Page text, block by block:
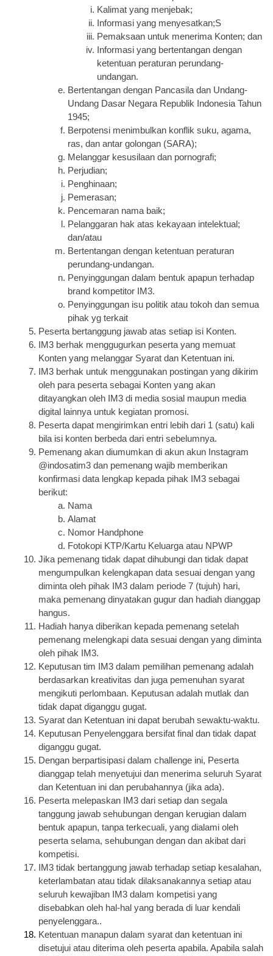
Kalimat yang menjebak;
Informasi yang menyesatkan;S
Pemaksaan untuk menerima Konten; dan
Informasi yang bertentangan dengan
ketentuan peraturan perundang-
undangan.
Bertentangan dengan Pancasila dan Undang-
Undang Dasar Negara Republik Indonesia Tahun
1945;
Berpotensi menimbulkan konflik suku, agama,
ras, dan antar golongan (SARA);
Melanggar kesusilaan dan pornografi;
Perjudian;
Penghinaan;
Pemerasan;
Pencemaran nama baik;
Pelanggaran hak atas kekayaan intelektual;
dan/atau
Bertentangan dengan ketentuan peraturan
perundang-undangan.
Penyinggungan dalam bentuk apapun terhadap
brand kompetitor IM3.
Penyinggungan isu politik atau tokoh dan semua
pihak yg terkait
Peserta bertanggung jawab atas setiap isi Konten.
IM3 berhak menggugurkan peserta yang memuat
Konten yang melanggar Syarat dan Ketentuan ini.
IM3 berhak untuk menggunakan postingan yang dikirim
oleh para peserta sebagai Konten yang akan
ditayangkan oleh IM3 di media sosial maupun media
digital lainnya untuk kegiatan promosi.
Peserta dapat mengirimkan entri lebih dari 1 (satu) kali
bila isi konten berbeda dari entri sebelumnya.
Pemenang akan diumumkan di akun akun Instagram
@indosatim3 dan pemenang wajib memberikan
konfirmasi data lengkap kepada pihak IM3 sebagai
berikut:
Nama
Alamat
Nomor Handphone
Fotokopi KTP/Kartu Keluarga atau NPWP
Jika pemenang tidak dapat dihubungi dan tidak dapat
mengumpulkan kelengkapan data sesuai dengan yang
diminta oleh pihak IM3 dalam periode 7 (tujuh) hari,
maka pemenang dinyatakan gugur dan hadiah dianggap
hangus.
Hadiah hanya diberikan kepada pemenang setelah
pemenang melengkapi data sesuai dengan yang diminta
oleh pihak IM3.
Keputusan tim IM3 dalam pemilihan pemenang adalah
berdasarkan kreativitas dan juga pemenuhan syarat
mengikuti perlombaan. Keputusan adalah mutlak dan
tidak dapat diganggu gugat.
Syarat dan Ketentuan ini dapat berubah sewaktu-waktu.
Keputusan Penyelenggara bersifat final dan tidak dapat
diganggu gugat.
Dengan berpartisipasi dalam challenge ini, Peserta
dianggap telah menyetujui dan menerima seluruh Syarat
dan Ketentuan ini dan perubahannya (jika ada).
Peserta melepaskan IM3 dari setiap dan segala
tanggung jawab sehubungan dengan kerugian dalam
bentuk apapun, tanpa terkecuali, yang dialami oleh
peserta selama, sehubungan dengan dan akibat dari
kompetisi.
IM3 tidak bertanggung jawab terhadap setiap kesalahan,
keterlambatan atau tidak dilaksanakannya setiap atau
seluruh kewajiban IM3 dalam kompetisi yang
disebabkan oleh hal-hal yang berada di luar kendali
penyelenggara..
Ketentuan manapun dalam syarat dan ketentuan ini
disetujui atau diterima oleh peserta apabila. Apabila salah